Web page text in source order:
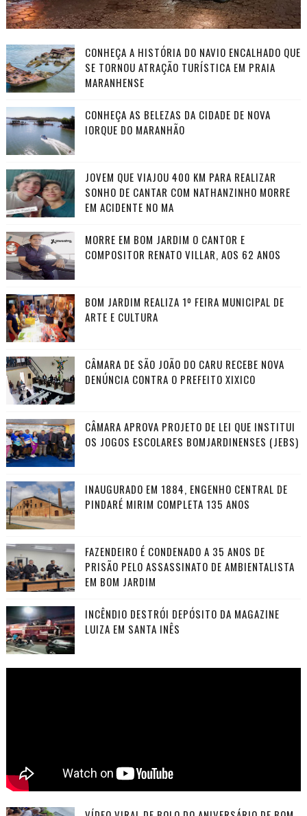
CONHEÇA A HISTÓRIA DO NAVIO ENCALHADO QUE
SE TORNOU ATRAÇÃO TURÍSTICA EM PRAIA
MARANHENSE
CONHEÇA AS BELEZAS DA CIDADE DE NOVA
IORQUE DO MARANHÃO
JOVEM QUE VIAJOU 400 KM PARA REALIZAR
SONHO DE CANTAR COM NATHANZINHO MORRE
EM ACIDENTE NO MA
MORRE EM BOM JARDIM O CANTOR E
COMPOSITOR RENATO VILLAR, AOS 62 ANOS
BOM JARDIM REALIZA 1º FEIRA MUNICIPAL DE
ARTE E CULTURA
CÂMARA DE SÃO JOÃO DO CARU RECEBE NOVA
DENÚNCIA CONTRA O PREFEITO XIXICO
CÂMARA APROVA PROJETO DE LEI QUE INSTITUI
OS JOGOS ESCOLARES BOMJARDINENSES (JEBS)
INAUGURADO EM 1884, ENGENHO CENTRAL DE
PINDARÉ MIRIM COMPLETA 135 ANOS
FAZENDEIRO É CONDENADO A 35 ANOS DE
PRISÃO PELO ASSASSINATO DE AMBIENTALISTA
EM BOM JARDIM
INCÊNDIO DESTRÓI DEPÓSITO DA MAGAZINE
LUIZA EM SANTA INÊS